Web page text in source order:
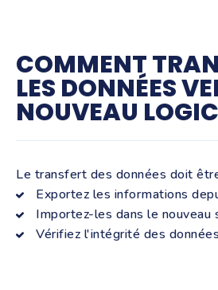
COMMENT
LES DONNÉES
NOUVEAU
Le transfert des données doit
Exportez les informations
Importez-les dans le nouveau
Vérifiez l'intégrité des